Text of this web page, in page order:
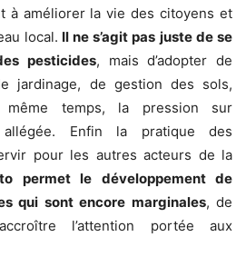
à améliorer la vie des citoyens et
local. Il ne s’agit pas juste de se
pesticides, mais d’adopter de
jardinage, de gestion des sols,
temps, la pression sur
allégée. Enfin la pratique des
pour les autres acteurs de la
permet le développement de
qui sont encore marginales, de
l’attention portée aux